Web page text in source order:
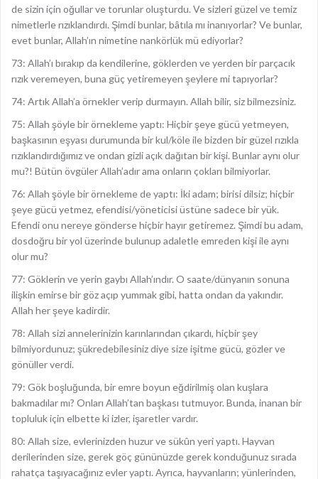
de sizin için oğullar ve torunlar oluşturdu. Ve sizleri güzel ve temiz
nimetlerle rızıklandırdı. Şimdi bunlar, bâtıla mı inanıyorlar? Ve bunlar,
evet bunlar, Allah’ın nimetine nankörlük mü ediyorlar?
73: Allah’ı bırakıp da kendilerine, göklerden ve yerden bir parçacık
rızık veremeyen, buna güç yetiremeyen şeylere mi tapıyorlar?
74: Artık Allah’a örnekler verip durmayın. Allah bilir, siz bilmezsiniz.
75: Allah şöyle bir örnekleme yaptı: Hiçbir şeye gücü yetmeyen,
başkasının eşyası durumunda bir kul/köle ile bizden bir güzel rızıkla
rızıklandırdığımız ve ondan gizli açık dağıtan bir kişi. Bunlar aynı olur
mu?! Bütün övgüler Allah’adır ama onların çokları bilmiyorlar.
76: Allah şöyle bir örnekleme de yaptı: İki adam; birisi dilsiz; hiçbir
şeye gücü yetmez, efendisi/yöneticisi üstüne sadece bir yük.
Efendi onu nereye gönderse hiçbir hayır getiremez. Şimdi bu adam,
dosdoğru bir yol üzerinde bulunup adaletle emreden kişi ile aynı
olur mu?
77: Göklerin ve yerin gaybı Allah’ındır. O saate/dünyanın sonuna
ilişkin emirse bir göz açıp yummak gibi, hatta ondan da yakındır.
Allah her şeye kadirdir.
78: Allah sizi annelerinizin karınlarından çıkardı, hiçbir şey
bilmiyordunuz; şükredebilesiniz diye size işitme gücü, gözler ve
gönüller verdi.
79: Gök boşluğunda, bir emre boyun eğdirilmiş olan kuşlara
bakmadılar mı? Onları Allah’tan başkası tutmuyor. Bunda, inanan bir
topluluk için elbette ki izler, işaretler vardır.
80: Allah size, evlerinizden huzur ve sükûn yeri yaptı. Hayvan
derilerinden size, gerek göç gününüzde gerek konduğunuz sırada
rahatça taşıyacağınız evler yaptı. Ayrıca, hayvanların; yünlerinden,